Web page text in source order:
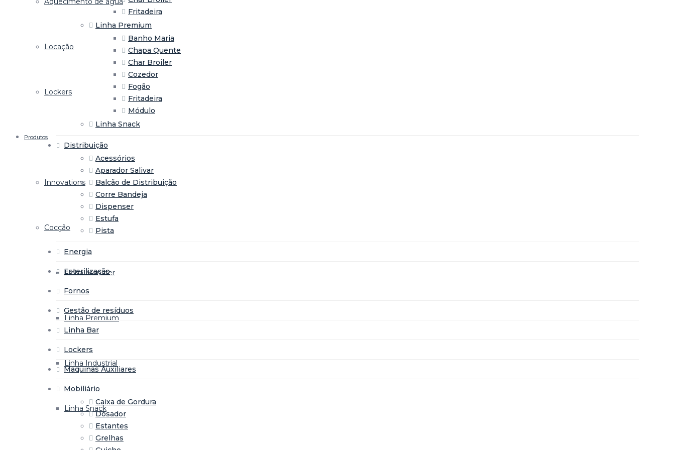
Locação
Lockers
Produtos
Innovations
Cocção
Linha Monster
Linha Premium
Linha Industrial
Linha Snack
Fritadeira
Linha Premium
Banho Maria
Chapa Quente
Char Broiler
Cozedor
Fogão
Fritadeira
Módulo
Linha Snack
Distribuição
Acessórios
Aparador Salivar
Balcão de Distribuição
Corre Bandeja
Dispenser
Estufa
Pista
Energia
Esterilização
Fornos
Gestão de resíduos
Linha Bar
Lockers
Maquinas Auxiliares
Mobiliário
Caixa de Gordura
Dosador
Estantes
Grelhas